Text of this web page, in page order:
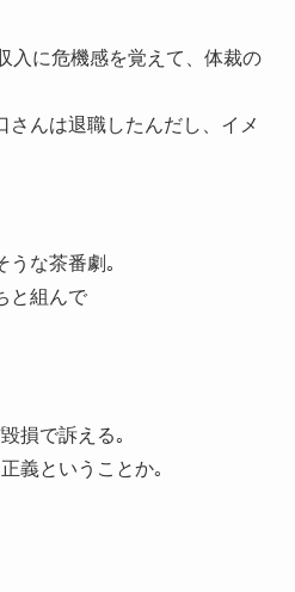
入に危機感を覚えて、体裁の
さんは退職したんだし、イメ
うな茶番劇｡
と組んで
損で訴える｡
義ということか｡